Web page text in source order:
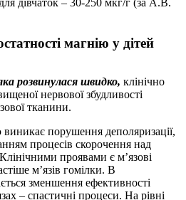
дівчаток – 30-250 мкг/г (за А.В.
магнію у дітей
розвинулася швидко, клінічно
нервової збудливості
тканини.
порушення деполяризації,
процесів скорочення над
проявами є м’язові
м’язів гомілки. В
зменшення ефективності
– спастичні процеси. На рівні